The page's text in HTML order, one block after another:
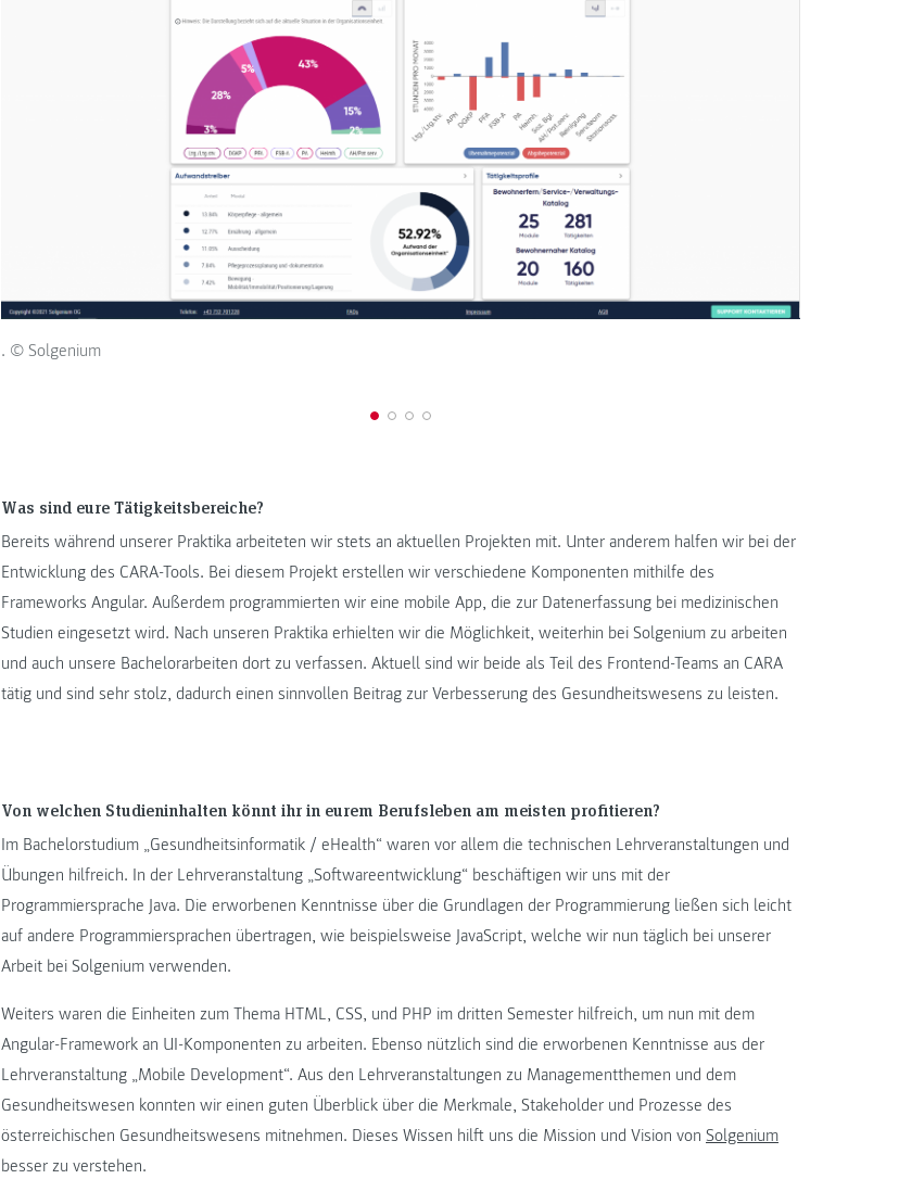
. © Solgenium
Was sind eure Tätigkeitsbereiche?
Bereits während unserer Praktika arbeiteten wir stets an aktuellen Projekten mit. Unter anderem halfen wir bei der
Entwicklung des CARA-Tools. Bei diesem Projekt erstellen wir verschiedene Komponenten mithilfe des
Frameworks Angular. Außerdem programmierten wir eine mobile App, die zur Datenerfassung bei medizinischen
Studien eingesetzt wird. Nach unseren Praktika erhielten wir die Möglichkeit, weiterhin bei Solgenium zu arbeiten
und auch unsere Bachelorarbeiten dort zu verfassen. Aktuell sind wir beide als Teil des Frontend-Teams an CARA
tätig und sind sehr stolz, dadurch einen sinnvollen Beitrag zur Verbesserung des Gesundheitswesens zu leisten.
Von welchen Studieninhalten könnt ihr in eurem Berufsleben am meisten profitieren?
Im Bachelorstudium „Gesundheitsinformatik / eHealth“ waren vor allem die technischen Lehrveranstaltungen und
Übungen hilfreich. In der Lehrveranstaltung „Softwareentwicklung“ beschäftigen wir uns mit der
Programmiersprache Java. Die erworbenen Kenntnisse über die Grundlagen der Programmierung ließen sich leicht
auf andere Programmiersprachen übertragen, wie beispielsweise JavaScript, welche wir nun täglich bei unserer
Arbeit bei Solgenium verwenden.
Weiters waren die Einheiten zum Thema HTML, CSS, und PHP im dritten Semester hilfreich, um nun mit dem
Angular-Framework an UI-Komponenten zu arbeiten. Ebenso nützlich sind die erworbenen Kenntnisse aus der
Lehrveranstaltung „Mobile Development“. Aus den Lehrveranstaltungen zu Managementthemen und dem
Gesundheitswesen konnten wir einen guten Überblick über die Merkmale, Stakeholder und Prozesse des
österreichischen Gesundheitswesens mitnehmen. Dieses Wissen hilft uns die Mission und Vision von Solgenium
besser zu verstehen.